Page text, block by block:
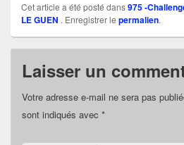
Cet article a été posté dans975 -
LE GUEN . Enregistrer le permalien.
Laisser un
Votre adresse e-mail ne sera pas
sont indiqués avec *